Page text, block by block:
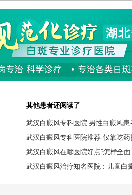
其他患者还阅读了
武汉白癜风专科医院:男性白癜风患
武汉白癜风专科医院推荐-仅靠吃药
武汉白癜风在哪医院好点?怎样全面
武汉白癜风治疗知名医院：儿童白